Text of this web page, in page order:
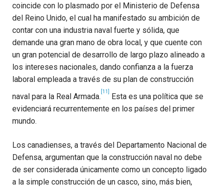
coincide con lo plasmado por el Ministerio de Defensa
del Reino Unido, el cual ha manifestado su ambición de
contar con una industria naval fuerte y sólida, que
demande una gran mano de obra local, y que cuente con
un gran potencial de desarrollo de largo plazo alineado a
los intereses nacionales, dando confianza a la fuerza
laboral empleada a través de su plan de construcción
naval para la Real Armada.
[11]
Esta es una política que se
evidenciará recurrentemente en los países del primer
mundo.
Los canadienses, a través del Departamento Nacional de
Defensa, argumentan que la construcción naval no debe
de ser considerada únicamente como un concepto ligado
a la simple construcción de un casco, sino, más bien,